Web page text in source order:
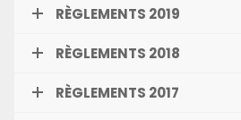
RÈGLEMENTS 2019
RÈGLEMENTS 2018
RÈGLEMENTS 2017